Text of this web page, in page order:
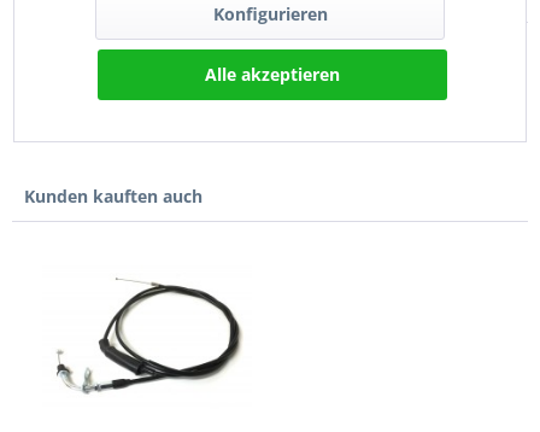
Universal 6mm
Kraftstofffilter...
2,90 € *
MoTip Bremsenreiniger
500ml Spraydose –...
5,90 € *
Kunden kauften auch
Konfigurieren
Alle akzeptieren